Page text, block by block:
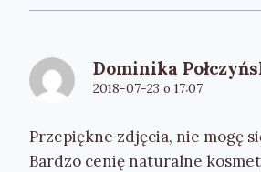
Dominika
2018-07-23 o 17:07
Przepiękne zdjęcia, nie mogę
Bardzo cenię naturalne